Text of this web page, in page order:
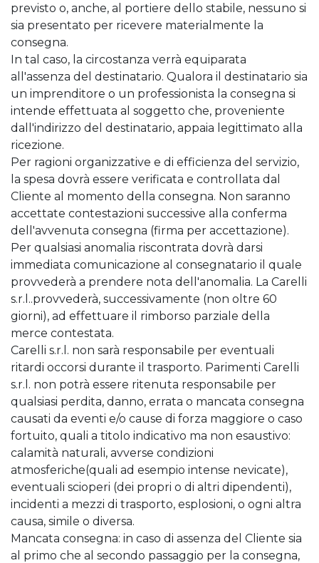
previsto o, anche, al portiere dello stabile, nessuno si
sia presentato per ricevere materialmente la
consegna.
In tal caso, la circostanza verrà equiparata
all'assenza del destinatario. Qualora il destinatario sia
un imprenditore o un professionista la consegna si
intende effettuata al soggetto che, proveniente
dall'indirizzo del destinatario, appaia legittimato alla
ricezione.
Per ragioni organizzative e di efficienza del servizio,
la spesa dovrà essere verificata e controllata dal
Cliente al momento della consegna. Non saranno
accettate contestazioni successive alla conferma
dell'avvenuta consegna (firma per accettazione).
Per qualsiasi anomalia riscontrata dovrà darsi
immediata comunicazione al consegnatario il quale
provvederà a prendere nota dell'anomalia. La Carelli
s.r.l..provvederà, successivamente (non oltre 60
giorni), ad effettuare il rimborso parziale della
merce contestata.
Carelli s.r.l. non sarà responsabile per eventuali
ritardi occorsi durante il trasporto. Parimenti Carelli
s.r.l. non potrà essere ritenuta responsabile per
qualsiasi perdita, danno, errata o mancata consegna
causati da eventi e/o cause di forza maggiore o caso
fortuito, quali a titolo indicativo ma non esaustivo:
calamità naturali, avverse condizioni
atmosferiche(quali ad esempio intense nevicate),
eventuali scioperi (dei propri o di altri dipendenti),
incidenti a mezzi di trasporto, esplosioni, o ogni altra
causa, simile o diversa.
Mancata consegna: in caso di assenza del Cliente sia
al primo che al secondo passaggio per la consegna,